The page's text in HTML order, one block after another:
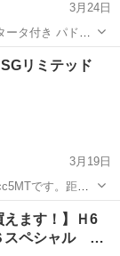
3月24日
タ付き パドル
リミテッド
3月19日
です。距離
ビキビ走りま
。 修復歴はあり
ンジン
えます！】Ｈ6
スペシャル …